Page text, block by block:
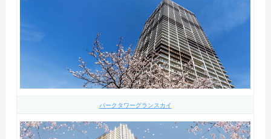
パークタワーグランスカイ